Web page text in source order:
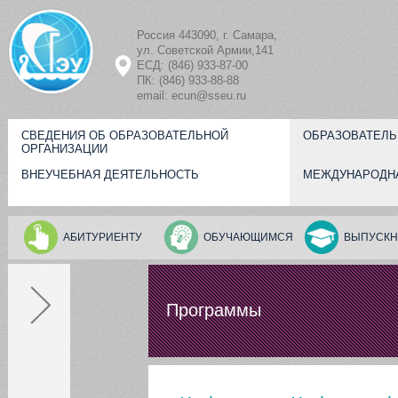
Перейти к основному содержанию
Россия 443090, г. Самара,
ул. Советской Армии,141
ЕСД: (846) 933-87-00
ПК: (846) 933-88-88
email: ecun@sseu.ru
СВЕДЕНИЯ ОБ ОБРАЗОВАТЕЛЬНОЙ
ОРГАНИЗАЦИИ
ВНЕУЧЕБНАЯ ДЕЯТЕЛЬНОСТЬ
ОБУЧАЮЩИМСЯ
АБИТУРИЕНТУ
Программы